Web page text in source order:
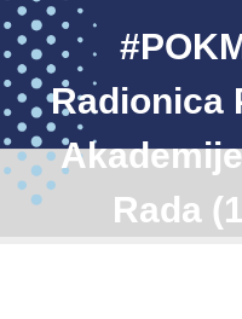
Radionica
Rada